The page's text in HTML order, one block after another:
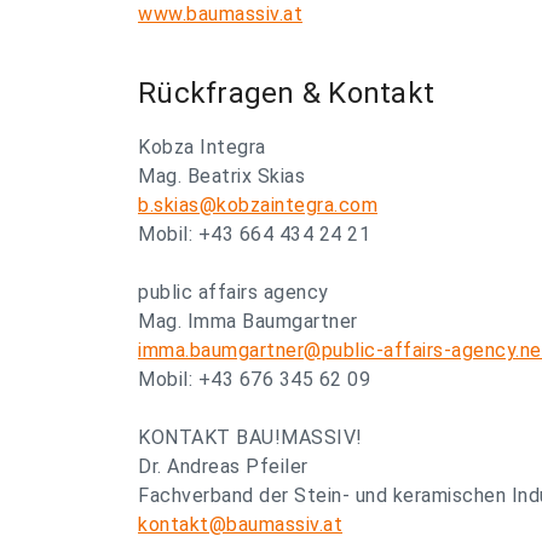
www.baumassiv.at
Rückfragen & Kontakt
Kobza Integra
Mag. Beatrix Skias
b.skias@kobzaintegra.com
Mobil: +43 664 434 24 21
public affairs agency
Mag. Imma Baumgartner
imma.baumgartner@public-affairs-
Mobil: +43 676 345 62 09
KONTAKT BAU!MASSIV!
Dr. Andreas Pfeiler
Fachverband der Stein- und keramischen
kontakt@baumassiv.at